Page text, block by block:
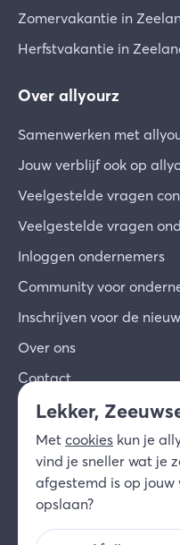
Zomervakantie in
Herfstvakantie in
Over allyourz
Samenwerken met
Jouw verblijf ook op
Veelgestelde vragen
Veelgestelde vragen
Inloggen ondernemers
Community voor
Inschrijven voor de
Over ons
Contact
© 2026 allyourz b.v.
Privacy
Cookies
Lekker,
Met cookies kun je
vind je sneller wat je
afgestemd is op jouw
opslaan?